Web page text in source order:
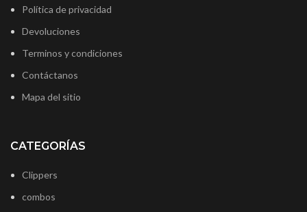
Política de privacidad
Devoluciones
Terminos y condiciones
Contáctanos
Mapa del sitio
CATEGORÍAS
Clippers
combos